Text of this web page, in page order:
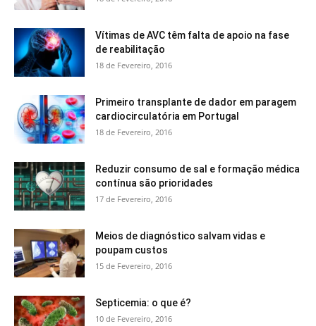
Vítimas de AVC têm falta de apoio na fase
de reabilitação
18 de Fevereiro, 2016
Primeiro transplante de dador em paragem
cardiocirculatória em Portugal
18 de Fevereiro, 2016
Reduzir consumo de sal e formação médica
contínua são prioridades
17 de Fevereiro, 2016
Meios de diagnóstico salvam vidas e
poupam custos
15 de Fevereiro, 2016
Septicemia: o que é?
10 de Fevereiro, 2016